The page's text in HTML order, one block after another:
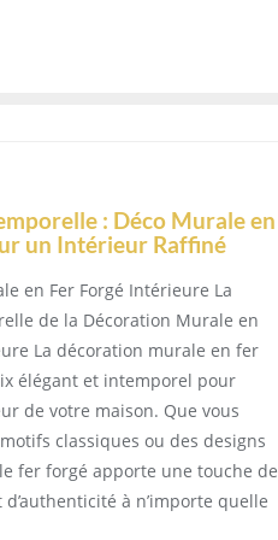
: Déco Murale en
un Intérieur Raffiné
en Fer Forgé Intérieure La
de la Décoration Murale en
La décoration murale en fer
élégant et intemporel pour
de votre maison. Que vous
classiques ou des designs
fer forgé apporte une touche de
à n’importe quelle